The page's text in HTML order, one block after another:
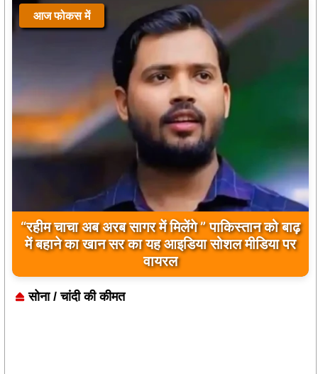
आज फोकस में
बिलावल भुट्टो द्वारा सिंधु नदी और भारत को लेकर दिए गए
बयान पर भारत के केंद्रीय मंत्रियों की कड़ी प्रतिक्रिया
सोना / चांदी की कीमत